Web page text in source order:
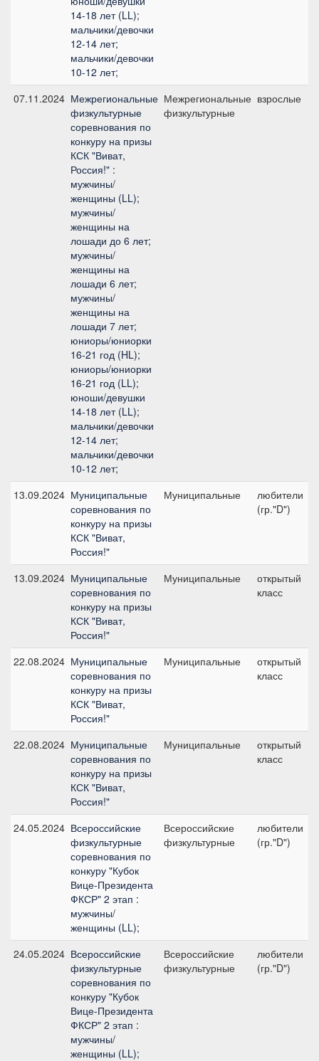
14-18 лет (LL);
мальчики/девочки
12-14 лет;
мальчики/девочки
10-12 лет;
07.11.2024 Межрегиональные
физкультурные
соревнования по
конкуру на призы
КСК "Виват,
Россия!" :
мужчины/
женщины (LL);
мужчины/
женщины на
лошади до 6 лет;
мужчины/
женщины на
лошади 6 лет;
мужчины/
женщины на
лошади 7 лет;
юниоры/юниорки
16-21 год (HL);
юниоры/юниорки
16-21 год (LL);
юноши/девушки
14-18 лет (LL);
мальчики/девочки
12-14 лет;
мальчики/девочки
10-12 лет;
Межрегиональные
физкультурные
взрослые
13.09.2024 Муниципальные
соревнования по
конкуру на призы
КСК "Виват,
Россия!"
Муниципальные
любители
(гр."D")
13.09.2024 Муниципальные
соревнования по
конкуру на призы
КСК "Виват,
Россия!"
Муниципальные
открытый
класс
22.08.2024 Муниципальные
соревнования по
конкуру на призы
КСК "Виват,
Россия!"
Муниципальные
открытый
класс
22.08.2024 Муниципальные
соревнования по
конкуру на призы
КСК "Виват,
Россия!"
Муниципальные
открытый
класс
24.05.2024 Всероссийские
физкультурные
соревнования по
конкуру "Кубок
Вице-Президента
ФКСР" 2 этап :
мужчины/
женщины (LL);
Всероссийские
физкультурные
любители
(гр."D")
24.05.2024 Всероссийские
физкультурные
соревнования по
конкуру "Кубок
Вице-Президента
ФКСР" 2 этап :
мужчины/
женщины (LL);
Всероссийские
физкультурные
любители
(гр."D")